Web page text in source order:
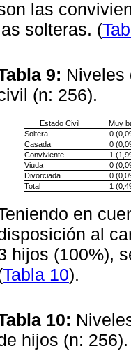
las
solteras. (
9: Niveles
(n: 256).
Estado Civil Muy
Soltera
0
Casada
0
Conviviente
1
Viuda
0
Divorciada
0
Total
1
en
al
hijos (100%),
Tabla 10).
10:
hijos (n: 256).